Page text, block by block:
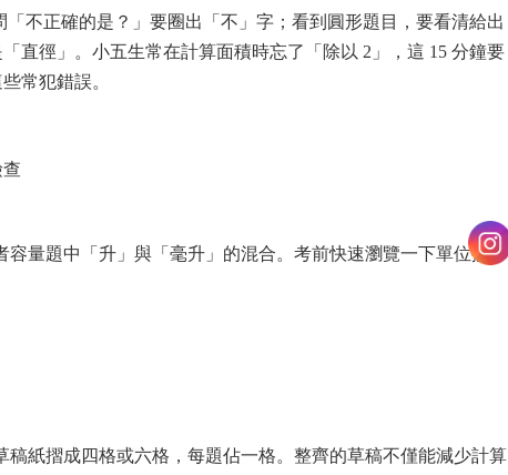
「不正確的是？」要圈出「不」字；看到圓形題目，要看清給出
直徑」。小五生常在計算面積時忘了「除以 2」，這 15 分鐘要
常犯錯誤。
量題中「升」與「毫升」的混合。考前快速瀏覽一下單位換算
紙摺成四格或六格，每題佔一格。整齊的草稿不僅能減少計算